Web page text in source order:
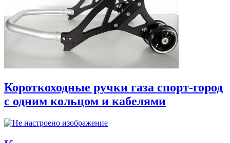
Короткоходные ручки газа спорт-город
с одним кольцом и кабелями